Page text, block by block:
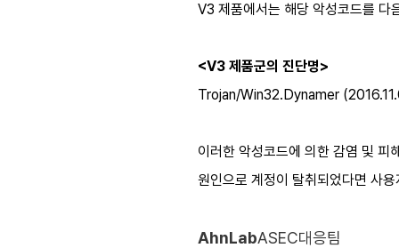
V3 제품에서는 해당 악성코드를
<V3 제품군의 진단명>
Trojan/Win32.Dynamer
이러한 악성코드에 의한 감염 및 피
원인으로 계정이 탈취되었다면 사
AhnLabASEC대응팀